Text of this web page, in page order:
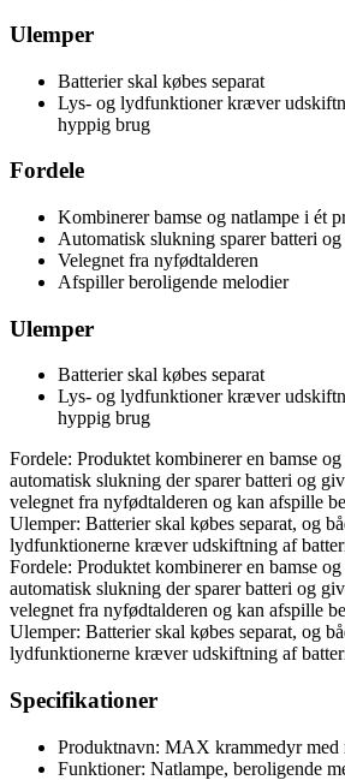
Ulemper
Batterier skal købes separat
Lys- og lydfunktioner kræver
hyppig brug
Fordele
Kombinerer bamse og natlampe i ét
Automatisk slukning sparer batteri
Velegnet fra nyfødtalderen
Afspiller beroligende melodier
Ulemper
Batterier skal købes separat
Lys- og lydfunktioner kræver
hyppig brug
Fordele: Produktet kombinerer en bamse
automatisk slukning der sparer batteri og
velegnet fra nyfødtalderen og kan afspille
Ulemper: Batterier skal købes separat, og
lydfunktionerne kræver udskiftning af
Fordele: Produktet kombinerer en bamse
automatisk slukning der sparer batteri og
velegnet fra nyfødtalderen og kan afspille
Ulemper: Batterier skal købes separat, og
lydfunktionerne kræver udskiftning af
Specifikationer
Produktnavn: MAX krammedyr med
Funktioner: Natlampe, beroligende